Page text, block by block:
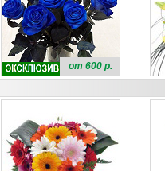
от 600 р.